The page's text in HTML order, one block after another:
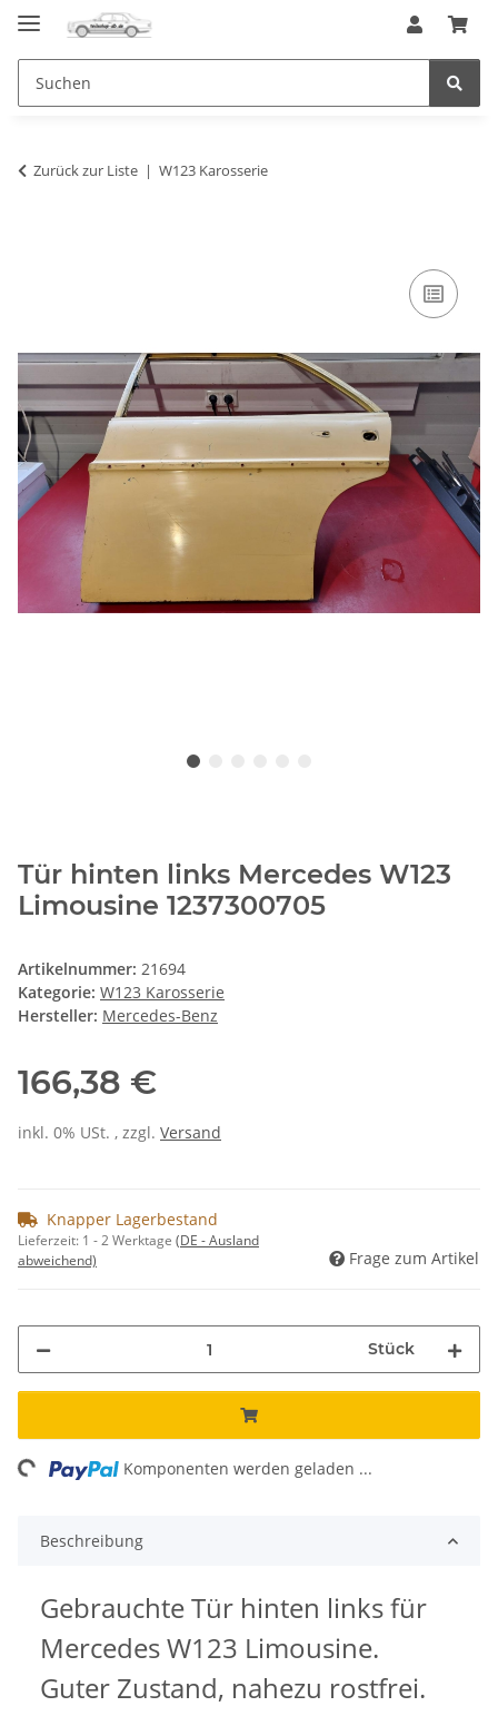
Zurück zur Liste W123 Karosserie
Tür hinten links Mercedes W123
Limousine 1237300705
Artikelnummer: 21694
Kategorie: W123 Karosserie
Hersteller: Mercedes-Benz
166,38 €
inkl. 0% USt. , zzgl. Versand
Knapper Lagerbestand
Lieferzeit: 1 - 2 Werktage (DE - Ausland
abweichend)
Frage zum Artikel
Stück
Komponenten werden geladen ...
Beschreibung
Gebrauchte Tür hinten links für
Mercedes W123 Limousine.
Guter Zustand, nahezu rostfrei.